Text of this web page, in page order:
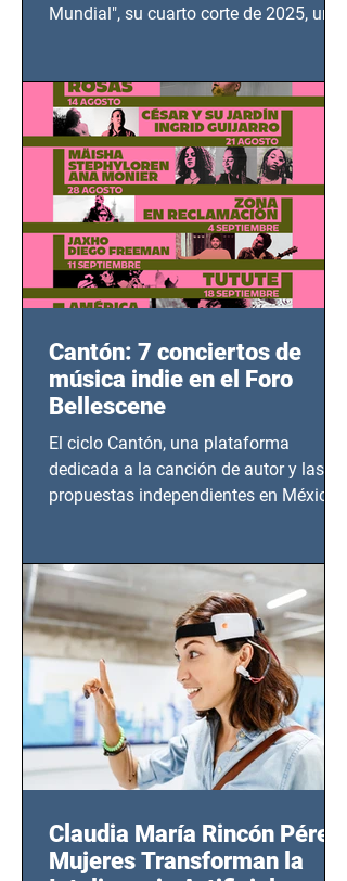
Mundial", su cuarto corte de 2025, un
bélicos.
Cantón: 7 conciertos de
música indie en el Foro
Bellescene
El ciclo Cantón, una plataforma
dedicada a la canción de autor y las
propuestas independientes en México,
CDMX), todos los miércoles a partir del
14 de agosto al 25 de septiembre, a las
20:00 horas.
Claudia María Rincón Pérez:
Mujeres Transforman la